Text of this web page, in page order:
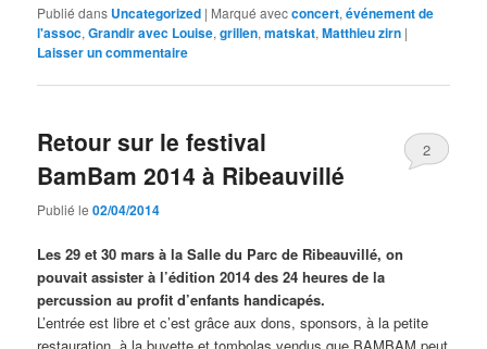
Publié dans Uncategorized | Marqué avecconcert,événement de
l'assoc,Grandir avec Louise,grillen,matskat,Matthieu zirn |
Laisser un commentaire
Retour sur le festival
BamBam 2014 à Ribeauvillé
Publié le02/04/2014
2
Les 29 et 30 mars à la Salle du Parc de Ribeauvillé, on
pouvait assister à l’édition 2014 des 24 heures de la
percussion au profit d’enfants handicapés.
L’entrée est libre et c’est grâce aux dons, sponsors, à la petite